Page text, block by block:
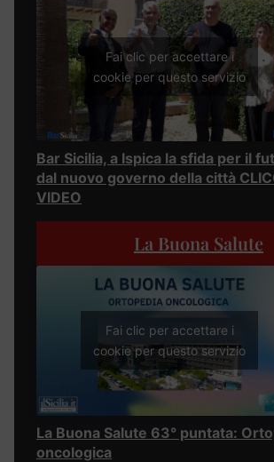
Fai clic per accettare i
cookie per questo servizio
Bar Sicilia, a Ispica la sfida per il
dal nuovo governo della città
VIDEO
La Buona Salute
Fai clic per accettare i
cookie per questo servizio
La Buona Salute 63° puntata:
oncologica